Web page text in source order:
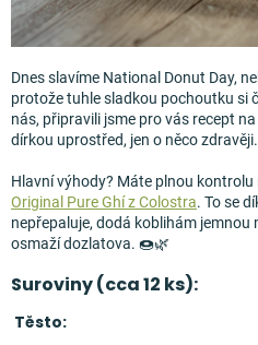
Dnes slavíme National Donut Day,
protože tuhle sladkou pochoutku si
nás, připravili jsme pro vás recept
dírkou uprostřed, jen o něco zdravěji.
Hlavní výhody? Máte plnou
Original Pure Ghí z Colostra. To se
nepřepaluje, dodá koblihám
osmaží dozlatova. 🍩🌿
Suroviny (cca 12 ks):
Těsto: